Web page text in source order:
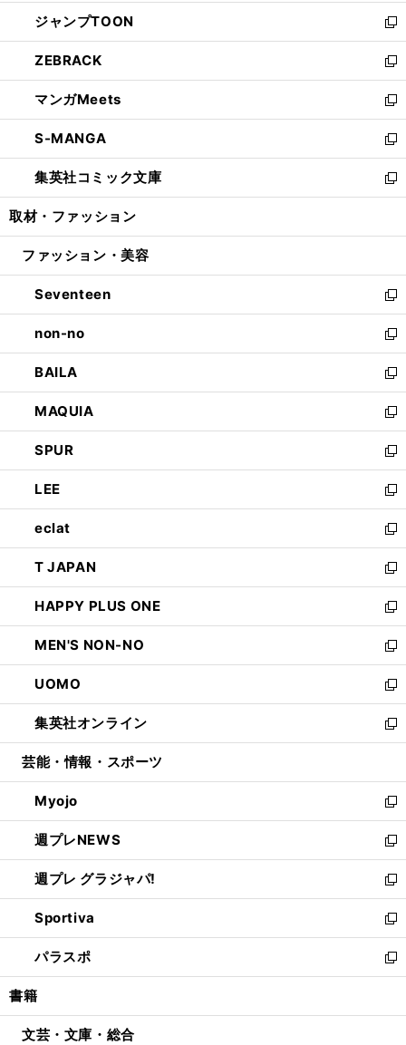
く
で
開
く
ン
ド
ウ
で
開
く
ウ
ィ
ン
ド
ウ
で
開
く
し
い
ウ
ィ
ン
ド
ウ
で
開
く
ジャンプTOON
新
し
い
ウ
ィ
ン
ド
ウ
で
開
ZEBRACK
新
し
い
ウ
ィ
ン
ド
ウ
開
マンガMeets
新
し
い
ウ
ィ
ン
ウ
開
く
S-MANGA
新
し
い
ウ
ン
ウ
で
開
く
集英社コミック文庫
新
し
ウ
ン
ド
ウ
で
開
く
取材・ファッション
ファッション・美容
Seventeen
新
し
い
ウ
ィ
ン
ド
ウ
で
開
く
non-no
新
し
い
ウ
ィ
ン
ド
ウ
で
開
く
BAILA
新
し
い
ウ
ィ
ン
ド
ウ
で
開
く
MAQUIA
新
し
い
ウ
ィ
ン
ド
ウ
で
開
く
SPUR
新
し
い
ウ
ィ
ン
ド
ウ
で
開
く
LEE
新
し
い
ウ
ィ
ン
ド
ウ
で
開
く
eclat
新
し
い
ウ
ィ
ン
ド
ウ
で
開
く
T JAPAN
新
し
い
ウ
ィ
ン
ド
ウ
で
開
HAPPY PLUS ONE
新
し
い
ウ
ィ
ン
ド
ウ
開
く
MEN'S NON-NO
新
し
い
ウ
ィ
ン
ウ
で
開
く
UOMO
新
し
い
ウ
ン
ド
ウ
で
開
く
集英社オンライン
新
し
ウ
ィ
ン
ド
ウ
で
開
く
芸能・情報・スポーツ
Myojo
新
し
い
ウ
ィ
ン
ド
ウ
で
開
週プレNEWS
新
し
い
ウ
ィ
ン
ド
ウ
開
週プレ グラジャパ!
新
し
い
ウ
ィ
ン
ウ
Sportiva
新
し
い
ウ
ン
パラスポ
新
し
ウ
書籍
文芸・文庫・総合